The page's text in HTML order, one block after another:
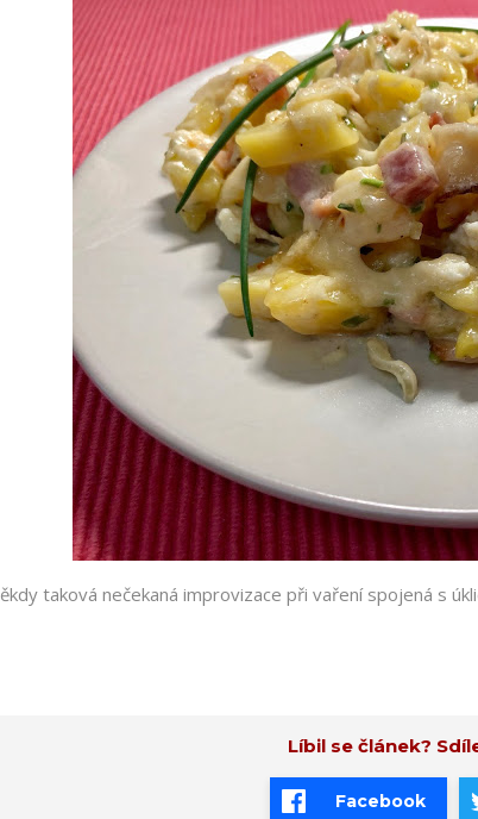
taková nečekaná improvizace při vaření spojená s
Líbil se článek?
Facebook